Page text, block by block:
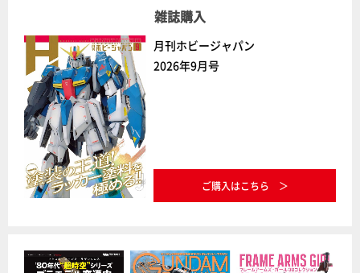
雑誌購入
月刊ホビージャパン
2026年9月号
ご購入はこちら